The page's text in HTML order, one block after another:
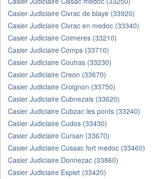
Casier Judiciaire Civrac de blaye (33920)
Casier Judiciaire Civrac en medoc (33340)
Casier Judiciaire Coimeres (33210)
Casier Judiciaire Comps (33710)
Casier Judiciaire Coutras (33230)
Casier Judiciaire Creon (33670)
Casier Judiciaire Croignon (33750)
Casier Judiciaire Cubnezais (33620)
Casier Judiciaire Cubzac les ponts (33240)
Casier Judiciaire Cudos (33430)
Casier Judiciaire Cursan (33670)
Casier Judiciaire Cussac fort medoc (33460)
Casier Judiciaire Donnezac (33860)
Casier Judiciaire Espiet (33420)